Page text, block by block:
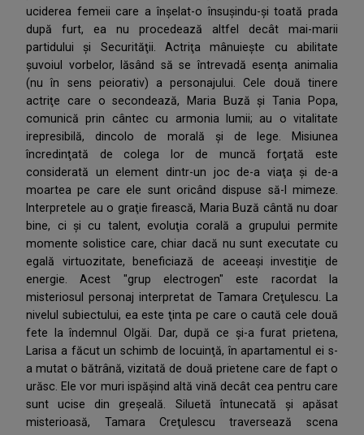
uciderea femeii care a înşelat-o însuşindu-şi toată prada
după furt, ea nu procedează altfel decât mai-marii
partidului şi Securităţii. Actriţa mânuieşte cu abilitate
şuvoiul vorbelor, lăsând să se întrevadă esenţa animalia
(nu în sens peiorativ) a personajului. Cele două tinere
actriţe care o secondează, Maria Buză şi Tania Popa,
comunică prin cântec cu armonia lumii; au o vitalitate
irepresibilă, dincolo de morală şi de lege. Misiunea
încredinţată de colega lor de muncă forţată este
considerată un element dintr-un joc de-a viaţa şi de-a
moartea pe care ele sunt oricând dispuse să-I mimeze.
lnterpretele au o graţie firească, Maria Buză cântă nu doar
bine, ci şi cu talent, evoluţia corală a grupului permite
momente solistice care, chiar dacă nu sunt executate cu
egală virtuozitate, beneficiază de aceeaşi investiţie de
energie. Acest "grup electrogen" este racordat la
misteriosul personaj interpretat de Tamara Creţulescu. La
nivelul subiectului, ea este ţinta pe care o caută cele două
fete la îndemnul Olgăi. Dar, după ce şi-a furat prietena,
Larisa a făcut un schimb de locuinţă, în apartamentul ei s-
a mutat o bătrână, vizitată de două prietene care de fapt o
urăsc. Ele vor muri ispăşind altă vină decât cea pentru care
sunt ucise din greşeală. Siluetă întunecată şi apăsat
misterioasă, Tamara Creţulescu traversează scena